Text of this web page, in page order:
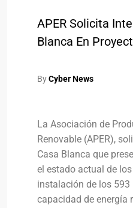
APER Solicita
Blanca En
ByCyber News
La Asociación de
Renovable (APER),
Casa Blanca que
el estado actual de
instalación de los
capacidad de energía